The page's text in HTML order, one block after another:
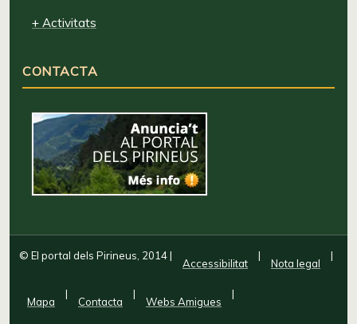
+ Activitats
CONTACTA
© El portal dels Pirineus, 2014|
Accessibilitat
|
Nota legal
|
Mapa
|
Contacta
|
Webs Amigues
|